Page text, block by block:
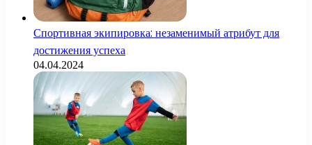
Спортивная экипировка: незаменимый атрибут для
достижения успеха
04.04.2024